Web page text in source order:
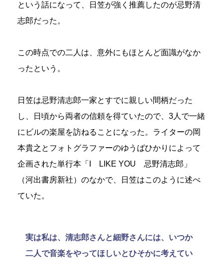
という話になって、日笠が強く推薦したのが忌野清
志郎だった。
この時点での二人は、意外にもほとんど面識がなか
ったという。
日笠は忌野清志郎一家とすでに親しい間柄だった
し、日頃から両者の信頼を得ていたので、3人で一緒
にビルの楽屋を訪ねることになった。ライターの岡
本貴之とフォトグラファーのゆうばひかりによって
企画された単行本「I LIKE YOU 忌野清志郎」
（河出書房新社）のなかで、日笠はこのように述べ
ていた。
実は私は、清志郎さんと細野さんには、いつか
二人で音楽をやってほしいとひそかに考えてい